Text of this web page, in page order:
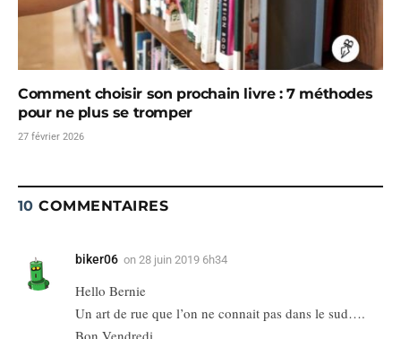
Comment choisir son prochain livre : 7 méthodes
pour ne plus se tromper
27 février 2026
10 COMMENTAIRES
biker06 on 28 juin 2019 6h34
Hello Bernie
Un art de rue que l’on ne connait pas dans le sud….
Bon Vendredi